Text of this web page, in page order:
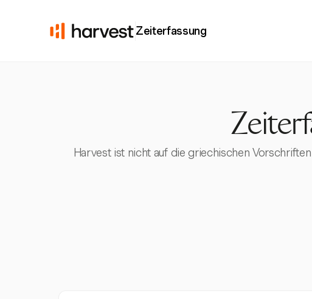
Zeiterfassung
Harvest ist nicht auf die griechischen